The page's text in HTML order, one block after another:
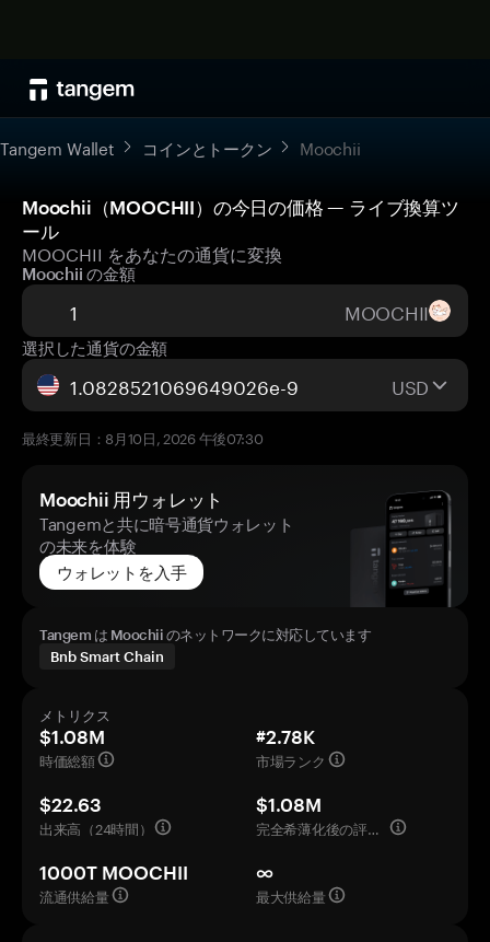
Tangem Wallet コインとトークン Moochii
Moochii（MOOCHII）の今日の価格 — ライブ換算ツ
ール
MOOCHII をあなたの通貨に変換
Moochii の金額
MOOCHII
選択した通貨の金額
USD
最終更新日：8月10日, 2026 午後07:30
Moochii 用ウォレット
Tangemと共に暗号通貨ウォレット
の未来を体験
ウォレットを入手
Tangem は Moochii のネットワークに対応しています
Bnb Smart Chain
メトリクス
$1.08M
時価総額
#2.78K
市場ランク
$22.63
出来高（24時間）
$1.08M
完全希薄化後の評価額
1000T MOOCHII
流通供給量
∞
最大供給量